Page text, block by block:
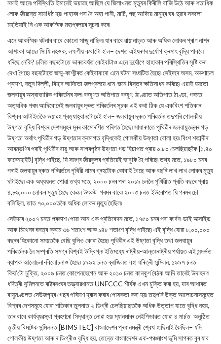
নমাই আনে৷ পৰিস্থিতি ইমানেই ভয়াৱহ আছিল যে জিলাখনত মৃত্যুৰ কিৰীলি বাজি উঠে আৰু শতাধিক
লোক জীৱন্তে সমাধিষ্ঠ হয়৷ পাহাৰৰ পৰা বৈ অহা পানী, মাটি, গছ আদিয়ে মানুহৰ ঘৰ-দুৱাৰ সকলো
মহতিয়াই নি এক আকস্মিক মহাপ্ৰলয়ৰ সূচনা কৰে৷
এনে আকস্মিক ঘটনাৰ বাবে কোনো সাজু নাছিল৷ যাৰ বাবে ৱায়ানাড়ত আৰু অধিক লোকৰ প্ৰাণ নাশৰ
আশংকা আছে৷ সি যি নহওক, লক্ষণীয় কথাটো হ’ল– দেশত এইধৰণৰ দুৰ্যোগ ক্ৰমাৎ বৃদ্ধি পাবলৈ
ধৰিছে নেকি? চলিত বছৰটোতে ভাৰতবৰ্ষত কেইবাটাও এনে দুৰ্যোগে হাহাকাৰ পৰিস্থিতিৰ সৃষ্টি কৰা
দেখা গৈছে৷ বছৰটোতে জম্মু-কাশ্মীৰত কেইবাবাৰো এনে ঘটনা সংঘটিত হৈছে৷ সেইদৰে অসম, অৰুণাচল
প্ৰদেশ, নতুন দিল্লী, বিহাৰ আদিতো জলপ্ৰলয়ে ধনে-জনে বিস্তৰ ক্ষতিসাধন কৰিছে৷ এয়াই হয়তো
জলবায়ুৰ অস্বাভাৱিক পৰিৱৰ্তনৰ ফল৷ বৰষুণত অতিপাত বৰষুণ, ঠাণ্ডাত অতিপাত ঠাণ্ডা, গৰমত
অত্যধিক গৰম আদিবোৰেই জলবায়ুৰ দ্ৰুত পৰিৱৰ্তনৰ সূচক৷ এই কথা ঠিক যে একবিংশ শতিকাৰ
বিশ্বৰ আটাইতকৈ ভয়াৱহ প্ৰত্যাহ্বানটোৱেই হ’ল– জলবায়ুৰ দ্ৰুত পৰিৱৰ্তন৷ তদুপৰি গোলকীয়
উষ্ণতা বৃদ্ধি বিশ্বৰ দেশসমূহৰ মূৰৰ কামোৰণিত পৰিণত হৈছে৷ সাধাৰণতে পৃথিৱীৰ জলবায়ুতন্ত্ৰৰ গড়
উষ্ণতা অৰ্থাৎ পৃথিৱীৰ গড় উষ্ণতাৰ ক্ৰমাগত বৃদ্ধিকেই গোলকীয় উষ্ণতা বোলা হয়৷ বিংশ শতাব্দীৰ
আৰম্ভণিৰ পৰাই পৃথিৱীৰ বায়ু আৰু সাগৰপৃষ্ঠৰ উষ্ণতা গড় হিচাপত প্ৰায় ০.৮০ চেলছিয়াছকৈ [১.৪০
ফাৰেনহাইট] বৃদ্ধি পাইছে, যি সমগ্ৰ জীৱকুলৰ প্ৰতিয়েই ভাবুকি হৈ পৰিছে৷ তথ্য মতে, ১৯৮০ চনৰ
পৰাই জলবায়ুৰ দ্ৰুত পৰিৱৰ্তনে পৃথিৱী নামৰ গ্ৰহটোক কোবাই গৈছে আৰু বছৰি লাখ লাখ লোকৰ মৃত্যু
ঘটাইছে৷ এক অধ্যয়নত পোৱা তথ্য মতে, ২০০০ চনৰ পৰা ২০১৯ চনলৈ পৃথিৱীত প্ৰতি বছৰে প্ৰায়
৪,৮৯,০০০ লোকৰ মৃত্যু হৈছে কেৱল উৎকট গৰমৰ বাবে৷ ২০০৩ চনত ইউৰোপত যি গৰমৰ ঢৌ
বলিছিল, তাত ৭০,০০০তকৈ অধিক লোকৰ মৃত্যু হৈছিল৷
সেইদৰে ২০০৭ চনত প্ৰকাশ পোৱা আন এক প্ৰতিবেদন মতে, ১৭৫০ চনৰ পৰা কাৰ্বন-ডাই অক্সাইড
আৰু মিথেনৰ ঘনত্ব ক্ৰমে ৩৬ শতাংশ আৰু ১৪৮ শতাংশ বৃদ্ধি পাইছে৷ এই বৃদ্ধি যোৱা ৮,০০,০০০
বছৰৰ যিকোনো সময়তকৈ বেছি বুলিও কোৱা হৈছে৷ পৃথিৱীৰ এই উষ্ণতা বৃদ্ধি তথা জলবায়ুৰ
পৰিৱৰ্তনক লৈ সম্প্ৰতি সমগ্ৰ বিশ্বই উদ্বিগ্ন৷ ইতিমধ্যে ৰাষ্ট্ৰীয়-আন্তঃৰাষ্ট্ৰীয় পৰ্যায়ত এই সন্দৰ্ভত
ব্যাপক আলোচনা-বিলোচনাও হৈছে৷ ১৯৯২ চনত ব্ৰাজিলত বহা ধৰিত্ৰী সন্মিলন, ১৯৯৭ চনত
কিয়’টো চুক্তি, ২০০৯ চনত কোপেনহেগেন আৰু ২০১০ চনত কানকুণ বৈঠক আদি তাৰেই উদাহৰণ৷
ধৰিত্ৰী সন্মিলনতে ৰাষ্ট্ৰসংঘৰ তত্ত্বাৱধানত UNFCCC শীৰ্ষক এখন চুক্তি কৰা হয়, যাৰ আধাৰত
বায়ুমণ্ডলত সেউজগৃহৰ গেছৰ পৰিমাণ হ্ৰাস কৰাৰ পোষকতা কৰা হয়৷ তদুপৰি উক্ত আলোচনাসমূহেত
বিশ্বৰ দেশসমূহে যোৱা শতিকাৰ তুলনাত ২ ডিগ্ৰী চেলছিয়াছতকৈ অধিক উত্তাপ যাতে বৃদ্ধি নহয়,
তাৰ বাবে কাৰ্যব্যৱস্থা গ্ৰহণৰো সিদ্ধান্ত লোৱা হয়৷ ম্যানমাৰৰ নেইপিডাৱত যোৱা ৪ মাৰ্চত অনুষ্ঠিত
তৃতীয় বিমষ্টেক সন্মিলনত [BIMSTEC] বাংলাদেশৰ প্ৰধানমন্ত্ৰী শ্বেখ হাছিনাই কৈছিল– যদি
গোলকীয় উষ্ণতা আৰু ৰ ডিগ্ৰীও বৃদ্ধি হয়, তেন্তে বাংলাদেশৰ এক-পঞ্চমাংশ ভূমি সাগৰত বুৰ যাব